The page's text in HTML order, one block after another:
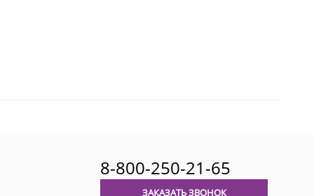
8-800-250-21-65
ЗАКАЗАТЬ ЗВОНОК